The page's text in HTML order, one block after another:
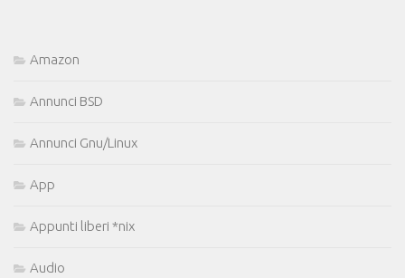
Amazon
Annunci BSD
Annunci Gnu/Linux
App
Appunti liberi *nix
Audio